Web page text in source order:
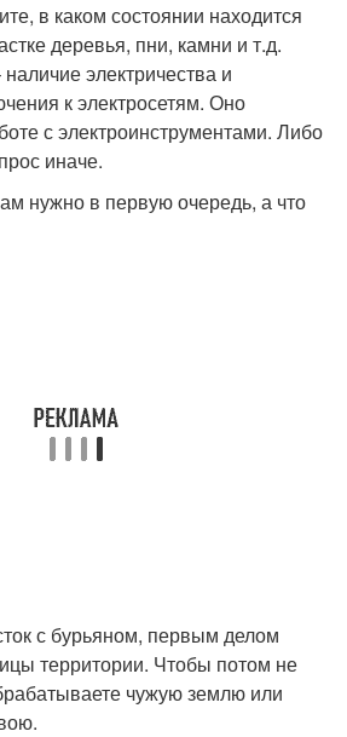
в каком состоянии находится
деревья, пни, камни и т.д.
электричества и
к электросетям. Оно
с электроинструментами. Либо
иначе.
нужно в первую очередь, а что
с бурьяном, первым делом
территории. Чтобы потом не
чужую землю или